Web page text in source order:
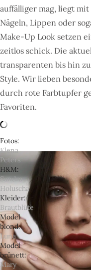
auffälliger mag, liegt
Nägeln, Lippen oder
Make-Up Look setzen
zeitlos schick. Die
transparenten bis hin
Style. Wir lieben
durch rote Farbtupfer
Favoriten.
Fotos
Elena
Peters
H&M
Sandra
Holuscha
Kleider
Brautblüte
Model
blond
Luna
Model
brünett
Mary